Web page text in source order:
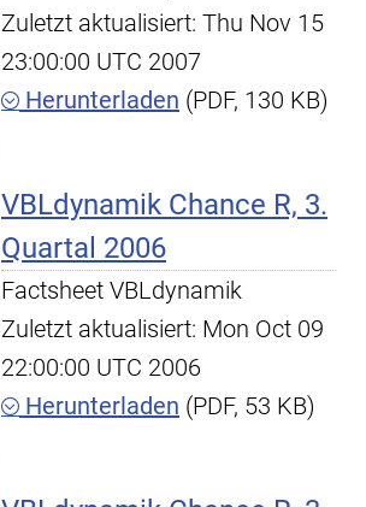
Zuletzt aktualisiert: Thu Nov 15
23:00:00 UTC 2007
Herunterladen (PDF, 130 KB)
VBLdynamik Chance R, 3.
Quartal 2006
Factsheet VBLdynamik
Zuletzt aktualisiert: Mon Oct 09
22:00:00 UTC 2006
Herunterladen (PDF, 53 KB)